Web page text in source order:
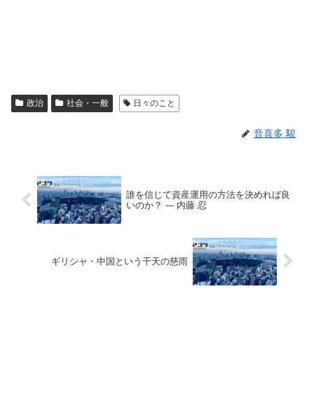
政治 社会・一般 日々のこと
音喜多 駿
誰を信じて資産運用の方法を決めれば良
いのか？ --- 内藤 忍
ギリシャ・中国という干天の慈雨